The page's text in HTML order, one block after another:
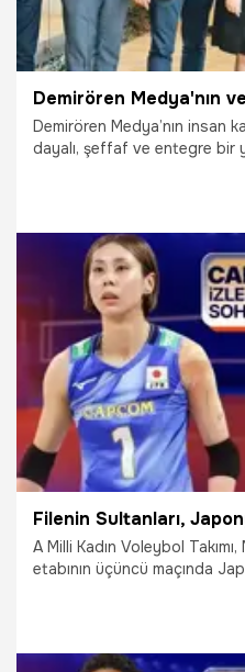
Demirören Medya’nın insan
dayalı, şeffaf ve entegre bir
eğitimden bordro süreçlerine
uygulamalarını tek
kurumun dijital dönüşüm
taşı oldu.
17.07.2026 Ekonomi
A Milli Kadın Voleybol
etabının üçüncü maçında